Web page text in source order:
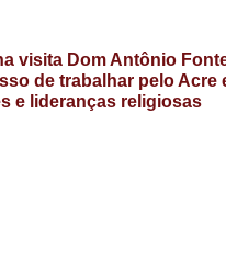
visita Dom Antônio
de trabalhar pelo Acre
e lideranças religiosas